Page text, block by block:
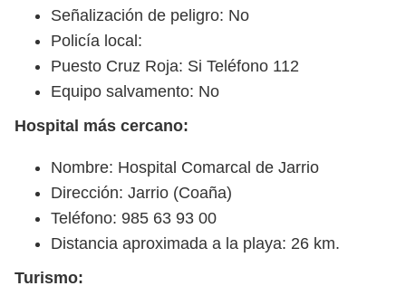
Señalización de peligro: No
Policía local:
Puesto Cruz Roja: Si Teléfono 112
Equipo salvamento: No
Hospital más cercano:
Nombre: Hospital Comarcal de Jarrio
Dirección: Jarrio (Coaña)
Teléfono: 985 63 93 00
Distancia aproximada a la playa: 26 km.
Turismo: